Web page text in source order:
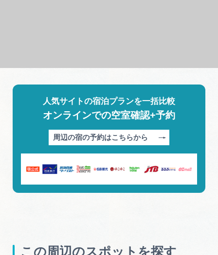
人気サイトの宿泊プランを一括比較
オンラインでの空室確認+予約
周辺の宿の予約はこちらから
この周辺のスポットを探す